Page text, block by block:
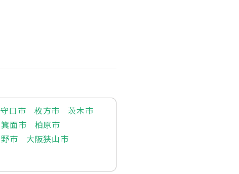
守口市 枚方市
茨木市
箕面市
柏原市
市
大阪狭山市